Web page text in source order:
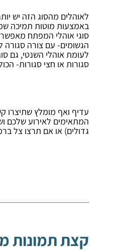
לאוהלים מהסוג הזה יש
באמצעות מוטות תמיכה
סוגי אוהלי המפתח
הגשומים- עם צורה סגורה
לעומת אוהלי השנטי, גם
סגורות או חצי סגורות-
עדיף ואף מומלץ שתיצרו
המתאימים לאירוע שלכם
גדולים) או אם תרצו צל
קצת תמונות